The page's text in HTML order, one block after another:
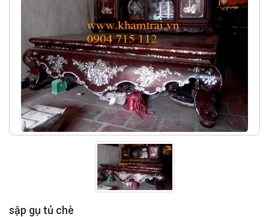
sập gụ tủ chè